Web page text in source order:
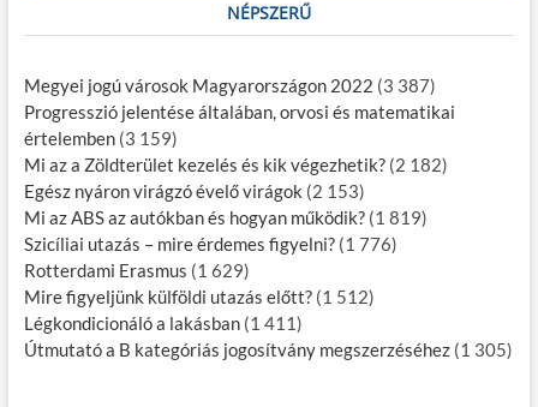
NÉPSZERŰ
Megyei jogú városok Magyarországon 2022 (3 387)
Progresszió jelentése általában, orvosi és matematikai
értelemben (3 159)
Mi az a Zöldterület kezelés és kik végezhetik? (2 182)
Egész nyáron virágzó évelő virágok (2 153)
Mi az ABS az autókban és hogyan működik? (1 819)
Szicíliai utazás – mire érdemes figyelni? (1 776)
Rotterdami Erasmus (1 629)
Mire figyeljünk külföldi utazás előtt? (1 512)
Légkondicionáló a lakásban (1 411)
Útmutató a B kategóriás jogosítvány megszerzéséhez (1 305)